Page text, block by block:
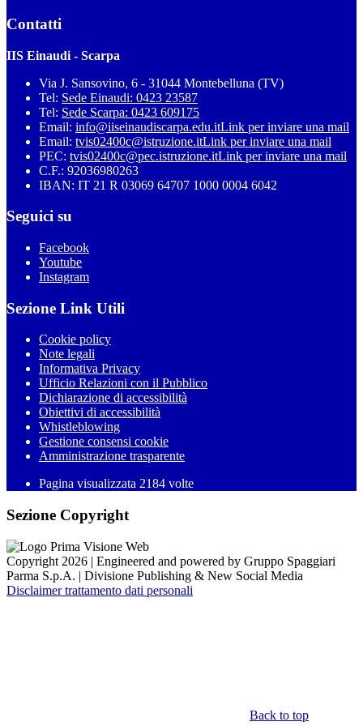
Contatti
IIS Einaudi - Scarpa
Via J. Sansovino, 6 - 31044 Montebelluna (TV)
Tel: Sede Einaudi: 0423 23587
Tel: Sede Scarpa: 0423 609175
Email: info@iiseinaudiscarpa.edu.itLink per inviare una mail
Email: tvis02400c@istruzione.itLink per inviare una mail
PEC: tvis02400c@pec.istruzione.itLink per inviare una mail
C.F.: 92036980263
IBAN: IT 21 R 03069 64707 1000 0004 6042
Seguici su
Facebook
Youtube
Instagram
Sezione Link Utili
Cookie policy
Note legali
Informativa Privacy
Ufficio Relazioni con il Pubblico
Dichiarazione di accessibilità
Obiettivi di accessibilità
Whistleblowing
Gestione consensi cookie
Amministrazione trasparente
Pagina visualizzata 2184 volte
Sezione Copyright
Copyright 2026 | Engineered and powered by Gruppo Spaggiari
Parma S.p.A. | Divisione Publishing & New Social Media
Disclaimer trattamento dati personali
Back to top